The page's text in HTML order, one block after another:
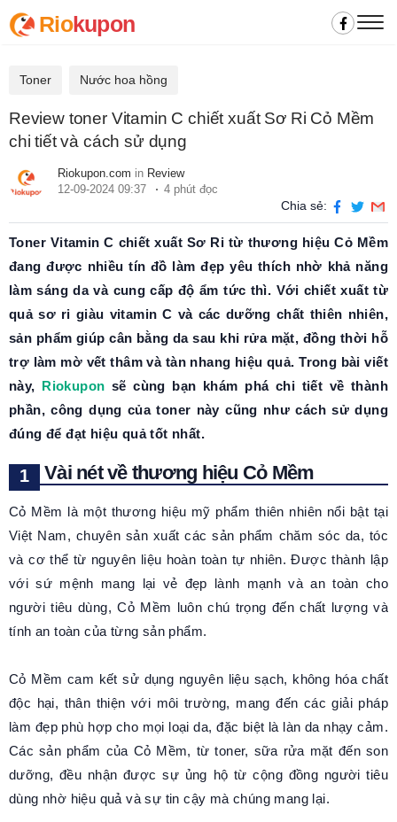
Riokupon
Toner Nước hoa hồng
Review toner Vitamin C chiết xuất Sơ Ri Cỏ Mềm
chi tiết và cách sử dụng
Riokupon.com in Review
12-09-2024 09:37
4 phút đọc
Chia sẻ:
Toner Vitamin C chiết xuất Sơ Ri từ thương hiệu Cỏ Mềm
đang được nhiều tín đồ làm đẹp yêu thích nhờ khả năng
làm sáng da và cung cấp độ ẩm tức thì. Với chiết xuất từ
quả sơ ri giàu vitamin C và các dưỡng chất thiên nhiên,
sản phẩm giúp cân bằng da sau khi rửa mặt, đồng thời hỗ
trợ làm mờ vết thâm và tàn nhang hiệu quả. Trong bài viết
này, Riokupon sẽ cùng bạn khám phá chi tiết về thành
phần, công dụng của toner này cũng như cách sử dụng
đúng để đạt hiệu quả tốt nhất.
Vài nét về thương hiệu Cỏ Mềm
Cỏ Mềm là một thương hiệu mỹ phẩm thiên nhiên nổi bật tại
Việt Nam, chuyên sản xuất các sản phẩm chăm sóc da, tóc
và cơ thể từ nguyên liệu hoàn toàn tự nhiên. Được thành lập
với sứ mệnh mang lại vẻ đẹp lành mạnh và an toàn cho
người tiêu dùng, Cỏ Mềm luôn chú trọng đến chất lượng và
tính an toàn của từng sản phẩm.
Cỏ Mềm cam kết sử dụng nguyên liệu sạch, không hóa chất
độc hại, thân thiện với môi trường, mang đến các giải pháp
làm đẹp phù hợp cho mọi loại da, đặc biệt là làn da nhạy cảm.
Các sản phẩm của Cỏ Mềm, từ toner, sữa rửa mặt đến son
dưỡng, đều nhận được sự ủng hộ từ cộng đồng người tiêu
dùng nhờ hiệu quả và sự tin cậy mà chúng mang lại.